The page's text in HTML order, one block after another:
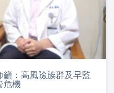
：高風險族群及早監
機